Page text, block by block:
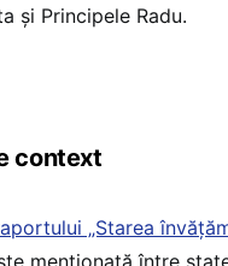
și Principele Radu.
context
„Starea
menționată între